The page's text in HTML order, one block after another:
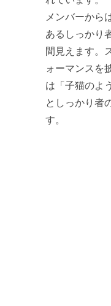
メンバーから
あるしっかり
間見えます。
ォーマンスを
は「子猫のよ
としっかり者
す。